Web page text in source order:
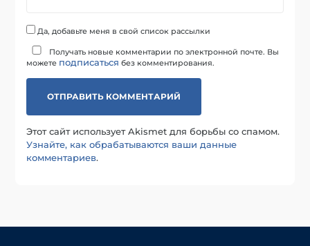
Да, добавьте меня в свой список рассылки
Получать новые комментарии по электронной почте. Вы
можете подписаться без комментирования.
Этот сайт использует Akismet для борьбы со спамом.
Узнайте, как обрабатываются ваши данные
комментариев.